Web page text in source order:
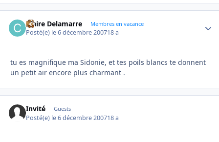
Claire Delamarre Membres en vacance
Posté(e) le 6 décembre 200718 a
tu es magnifique ma Sidonie, et tes poils blancs te donnent
un petit air encore plus charmant .
Invité Guests
Posté(e) le 6 décembre 200718 a